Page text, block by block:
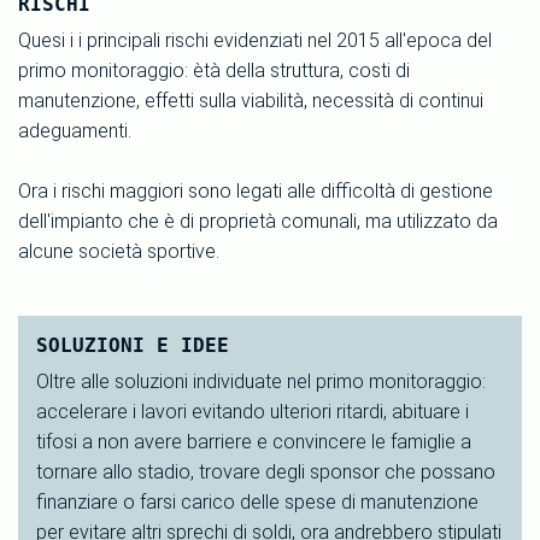
Quesi i i principali rischi evidenziati nel 2015 all'epoca del
primo monitoraggio: ètà della struttura, costi di
manutenzione, effetti sulla viabilità, necessità di continui
adeguamenti.
Ora i rischi maggiori sono legati alle difficoltà di gestione
dell'impianto che è di proprietà comunali, ma utilizzato da
alcune società sportive.
SOLUZIONI E IDEE
Oltre alle soluzioni individuate nel primo monitoraggio:
accelerare i lavori evitando ulteriori ritardi, abituare i
tifosi a non avere barriere e convincere le famiglie a
tornare allo stadio, trovare degli sponsor che possano
finanziare o farsi carico delle spese di manutenzione
per evitare altri sprechi di soldi, ora andrebbero stipulati